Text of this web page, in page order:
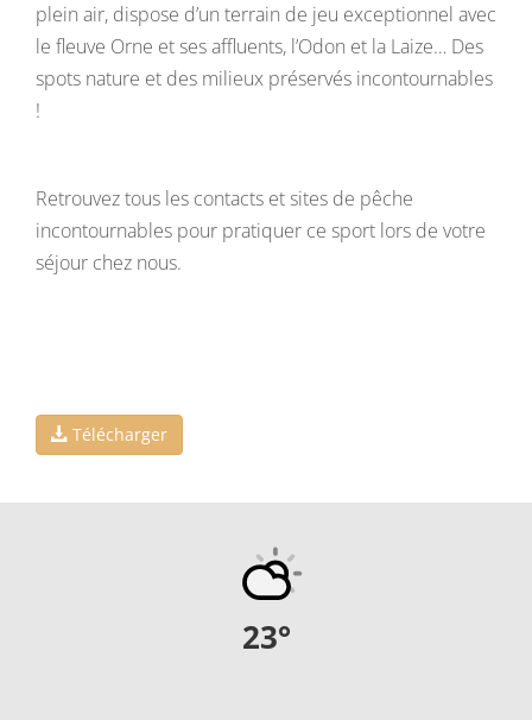
plein air, dispose d’un terrain de jeu exceptionnel avec
le fleuve Orne et ses affluents, l’Odon et la Laize… Des
spots nature et des milieux préservés incontournables
!
Retrouvez tous les contacts et sites de pêche
incontournables pour pratiquer ce sport lors de votre
séjour chez nous.
Télécharger
23°